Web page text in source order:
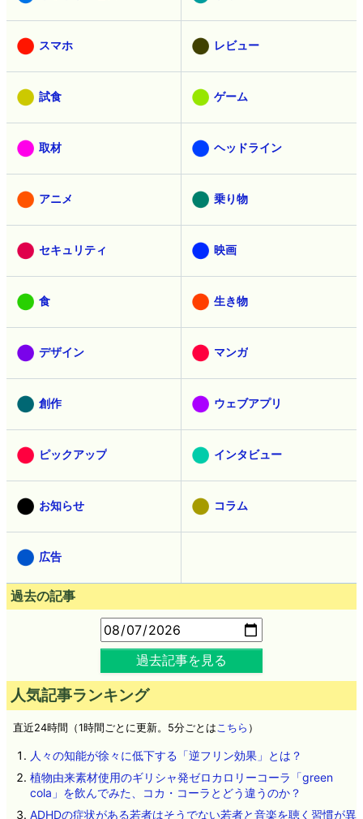
スマホ レビュー
試食 ゲーム
取材 ヘッドライン
アニメ 乗り物
セキュリティ 映画
食 生き物
デザイン マンガ
創作 ウェブアプリ
ピックアップ インタビュー
お知らせ コラム
広告
過去の記事
過去記事を見る
人気記事ランキング
直近24時間（1時間ごとに更新。5分ごとはこちら ）
人々の知能が徐々に低下する「逆フリン効果」とは？
植物由来素材使用のギリシャ発ゼロカロリーコーラ「green
cola」を飲んでみた、コカ・コーラとどう違うのか？
ADHDの症状がある若者はそうでない若者と音楽を聴く習慣が異